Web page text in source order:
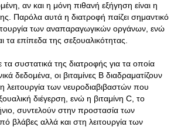
αν και η μόνη πιθανή εξήγηση είναι η
Παρόλα αυτά η διατροφή παίζει σημαντικό
των αναπαραγωγικών οργάνων, ενώ
τα επίπεδα της σεξουαλικότητας.
συστατικά της διατροφής για τα οποία
δεδομένα, οι βιταμίνες B διαδραματίζουν
λειτουργία των νευροδιαβιβαστών που
διέγερση, ενώ η βιταμίνη C, το
συντελούν στην προστασία των
βλάβες αλλά και στη λειτουργία των